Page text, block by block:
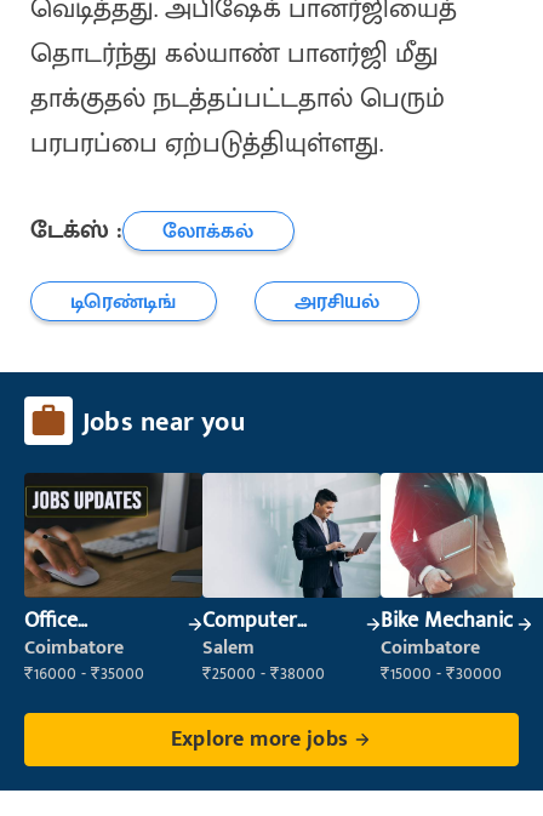
வெடித்தது. அபிஷேக் பானர்ஜியைத்
தொடர்ந்து கல்யாண் பானர்ஜி மீது
தாக்குதல் நடத்தப்பட்டதால் பெரும்
பரபரப்பை ஏற்படுத்தியுள்ளது.
டேக்ஸ் :
லோக்கல்
டிரெண்டிங்
அரசியல்
Jobs near you
Office
Administrator
Coimbatore
₹16000 - ₹35000
Computer
Operator
Salem
₹25000 - ₹38000
Bike Mechanic
Coimbatore
₹15000 - ₹30000
Explore more jobs